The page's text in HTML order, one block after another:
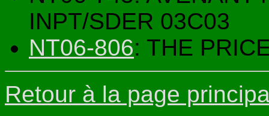
INPT/SDER 03C03
NT06-806: THE
Retour à la page